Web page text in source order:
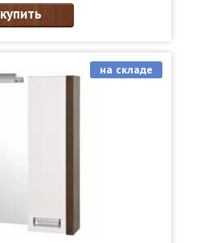
купить
на складе